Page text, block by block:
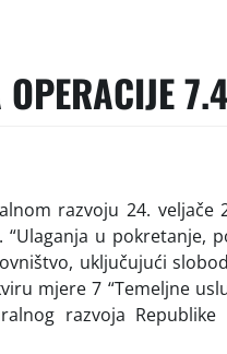
razvoju 24. veljače
u pokretanje,
uključujući
mjere 7 “Temeljne
razvoja Republike